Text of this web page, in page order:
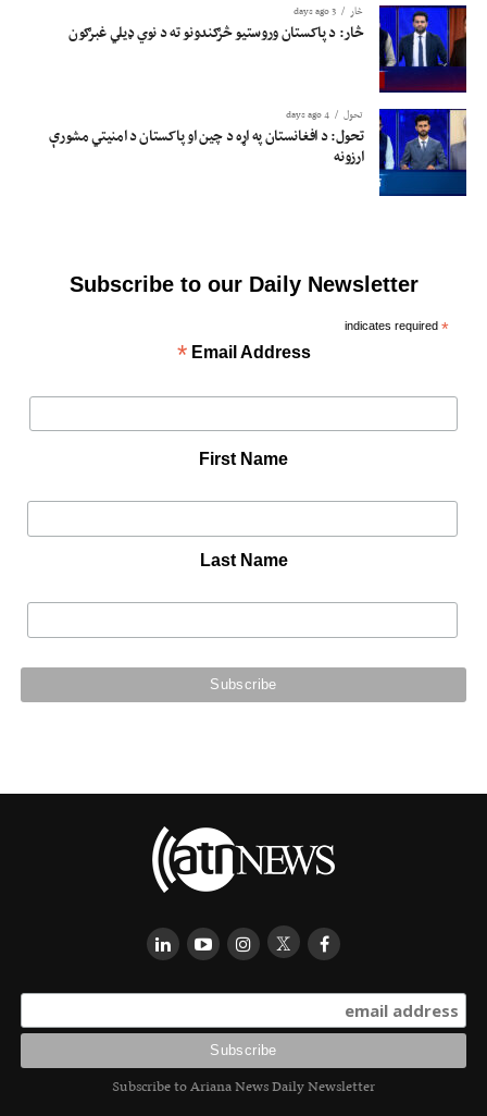
څار 3 days ago
څار: د پاکستان وروستیو څرګندونو ته د نوي ډیلي غبرګون
تحول 4 days ago
تحول: د افغانستان په اړه د چین او پاکستان د امنیتي مشورې
ارزونه
Subscribe to our Daily Newsletter
*
indicates required
Email Address
*
First Name
Last Name
Subscribe to Ariana News Daily Newsletter